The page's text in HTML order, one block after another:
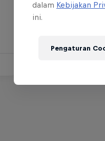
dalam Kebijakan
ini.
Pengaturan